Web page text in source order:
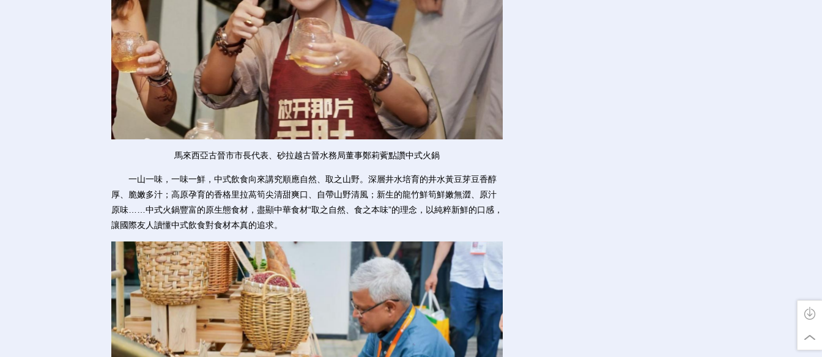
馬來西亞古晉市市長代表、砂拉越古晉水務局董事鄭莉薲點讚中式火鍋
一山一味，一味一鮮，中式飲食向來講究順應自然、取之山野。深層井水培育的井水黃豆芽豆香醇
厚、脆嫩多汁；高原孕育的香格里拉萵筍尖清甜爽口、自帶山野清風；新生的龍竹鮮筍鮮嫩無澀、原汁
原味……中式火鍋豐富的原生態食材，盡顯中華食材“取之自然、食之本味”的理念，以純粹新鮮的口感，
讓國際友人讀懂中式飲食對食材本真的追求。